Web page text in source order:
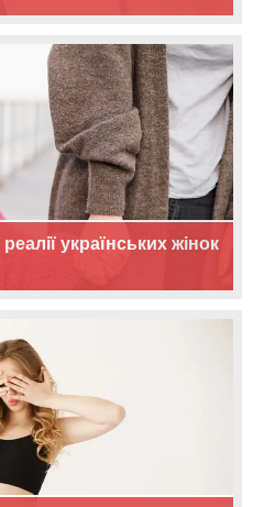
українських жінок